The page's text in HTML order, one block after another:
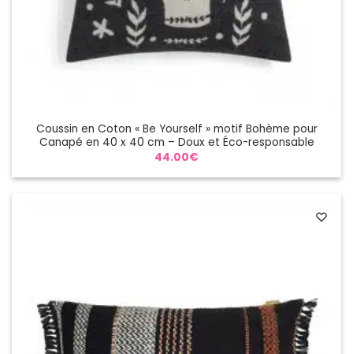
Coussin en Coton « Be Yourself » motif Bohème pour
Canapé en 40 x 40 cm – Doux et Éco-responsable
44.00€